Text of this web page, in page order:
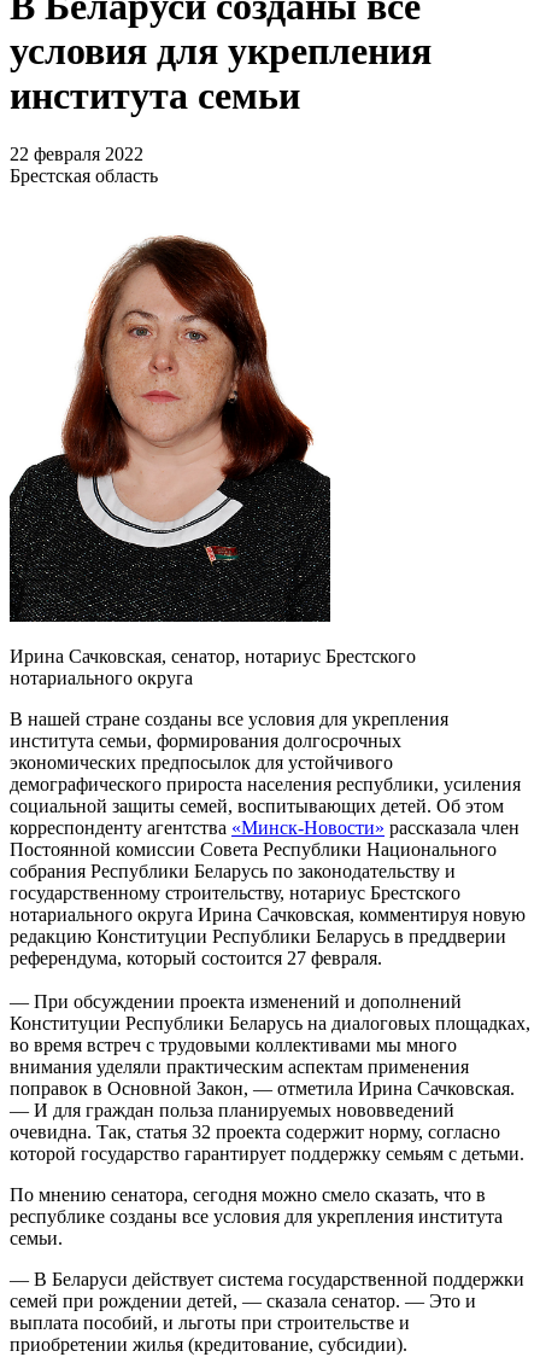
условия для укрепления
института семьи
22 февраля 2022
Брестская область
Ирина Сачковская, сенатор, нотариус Брестского
нотариального округа
В нашей стране созданы все условия для укрепления
института семьи, формирования долгосрочных
экономических предпосылок для устойчивого
демографического прироста населения республики, усиления
социальной защиты семей, воспитывающих детей. Об этом
корреспонденту агентства «Минск-Новости» рассказала член
Постоянной комиссии Совета Республики Национального
собрания Республики Беларусь по законодательству и
государственному строительству, нотариус Брестского
нотариального округа Ирина Сачковская, комментируя новую
редакцию Конституции Республики Беларусь в преддверии
референдума, который состоится 27 февраля.
— При обсуждении проекта изменений и дополнений
Конституции Республики Беларусь на диалоговых площадках,
во время встреч с трудовыми коллективами мы много
внимания уделяли практическим аспектам применения
поправок в Основной Закон, — отметила Ирина Сачковская.
— И для граждан польза планируемых нововведений
очевидна. Так, статья 32 проекта содержит норму, согласно
которой государство гарантирует поддержку семьям с детьми.
По мнению сенатора, сегодня можно смело сказать, что в
республике созданы все условия для укрепления института
семьи.
— В Беларуси действует система государственной поддержки
семей при рождении детей, — сказала сенатор. — Это и
выплата пособий, и льготы при строительстве и
приобретении жилья (кредитование, субсидии).